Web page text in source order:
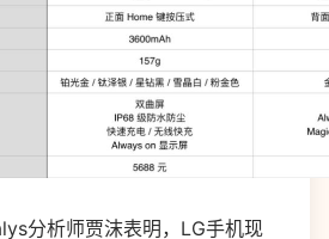
分析师贾沫表明，LG手机现